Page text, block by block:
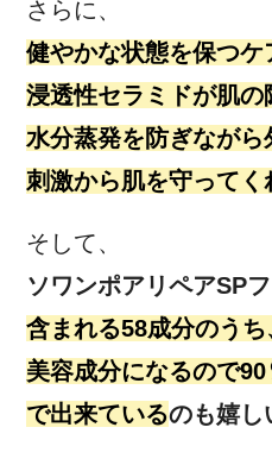
さらに、
健やかな状態を保つケ
浸透性セラミドが肌の
水分蒸発を防ぎながら
刺激から肌を守ってく
そして、
ソワンポアリペアSP
含まれる58成分のう
美容成分になるので
で出来ているのも嬉し